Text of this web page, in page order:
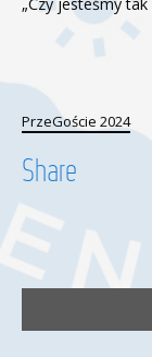
PrzeGoście 2024
Share